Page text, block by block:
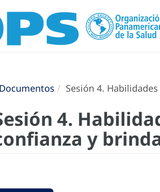
Documentos Sesión 4.
4.
y